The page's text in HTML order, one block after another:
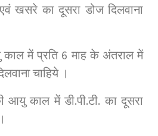
खसरे का दूसरा डोज दिलवाना
में प्रति 6 माह के अंतराल में
चाहिये ।
आयु काल में डी.पी.टी. का दूसरा